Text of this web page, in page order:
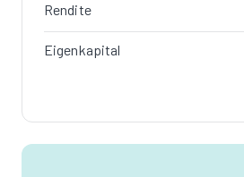
Rendite
Eigenkapital